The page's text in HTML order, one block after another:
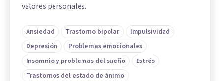
valores personales.
Ansiedad Trastorno bipolar
Impulsividad
Depresión
Problemas emocionales
Insomnio y problemas del sueño
Estrés
Trastornos del estado de ánimo